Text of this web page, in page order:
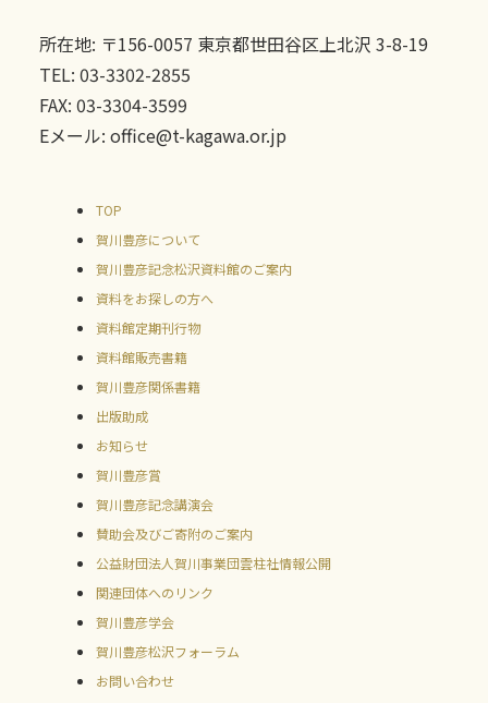
所在地: 〒156-0057 東京都世田谷区上北沢 3-8-19
TEL: 03-3302-2855
FAX: 03-3304-3599
Eメール: office@t-kagawa.or.jp
TOP
賀川豊彦について
賀川豊彦記念松沢資料館のご案内
資料をお探しの方へ
資料館定期刊行物
資料館販売書籍
賀川豊彦関係書籍
出版助成
お知らせ
賀川豊彦賞
賀川豊彦記念講演会
賛助会及びご寄附のご案内
公益財団法人賀川事業団雲柱社情報公開
関連団体へのリンク
賀川豊彦学会
賀川豊彦松沢フォーラム
お問い合わせ